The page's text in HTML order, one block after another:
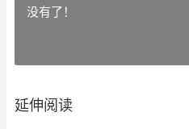
没有了！
延伸阅读